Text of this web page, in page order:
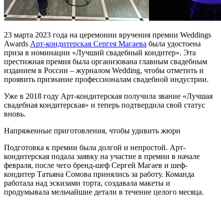
23 марта 2023 года на церемонии вручения премии Weddings
Awards Арт-кондитерская Сергея Магаева была удостоена
приза в номинации «Лучший свадебный кондитер». Эта
престижная премия была организована главным свадебным
изданием в России – журналом Wedding, чтобы отметить и
проявить признание профессионалам свадебной индустрии.
Уже в 2018 году Арт-кондитерская получила звание «Лучшая
свадебная кондитерская» и теперь подтвердила свой статус
вновь.
Напряженные приготовления, чтобы удивить жюри
Подготовка к премии была долгой и непростой. Арт-
кондитерская подала заявку на участие в премии в начале
февраля, после чего бренд-шеф Сергей Магаев и шеф-
кондитер Татьяна Сомова принялись за работу. Команда
работала над эскизами торта, создавала макеты и
продумывала мельчайшие детали в течение целого месяца.